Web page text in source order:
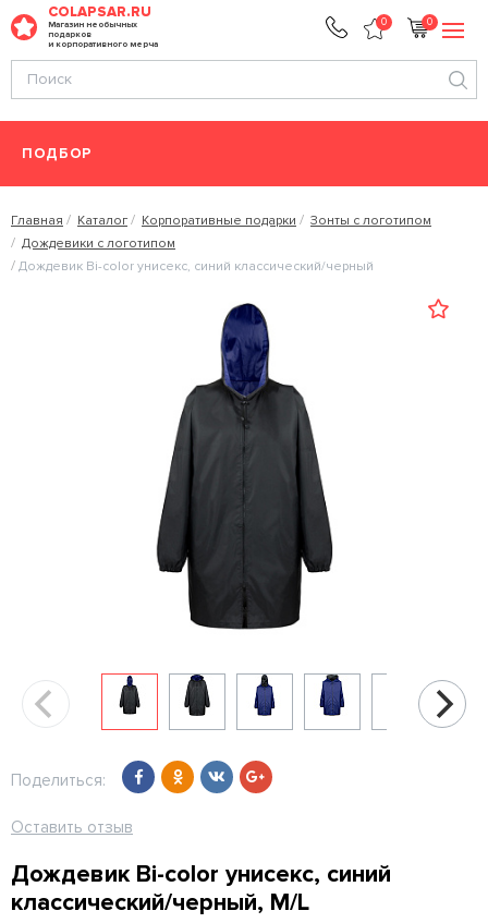
COLAPSAR.RU
Магазин необычных
подарков
и корпоративного мерча
0 0
ПОДБОР
Главная Каталог Корпоративные подарки
Зонты с логотипом
Дождевики с логотипом
Дождевик Bi-color унисекс, синий классический/черный
Поделиться:
Оставить отзыв
Дождевик Bi-color унисекс, синий
классический/черный, M/L